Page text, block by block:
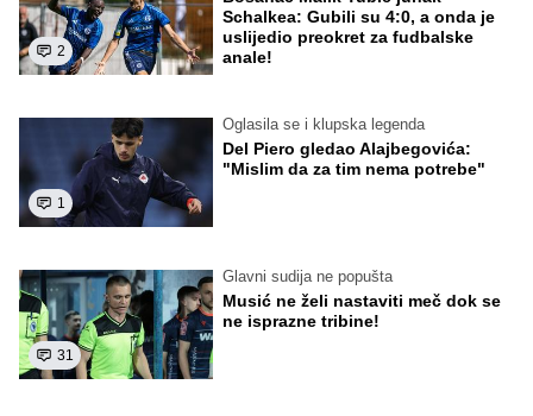
2
Schalkea: Gubili su 4:0, a onda je
uslijedio preokret za fudbalske
anale!
1
Oglasila se i klupska legenda
Del Piero gledao Alajbegovića:
"Mislim da za tim nema potrebe"
31
Glavni sudija ne popušta
Musić ne želi nastaviti meč dok se
ne isprazne tribine!